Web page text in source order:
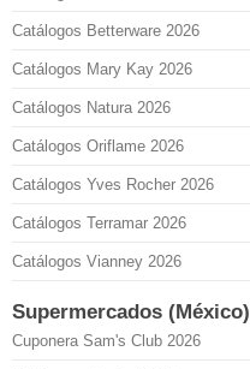
Catálogos Betterware 2026
Catálogos Mary Kay 2026
Catálogos Natura 2026
Catálogos Oriflame 2026
Catálogos Yves Rocher 2026
Catálogos Terramar 2026
Catálogos Vianney 2026
Supermercados (México)
Cuponera Sam's Club 2026